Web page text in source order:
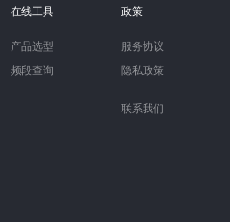
在线工具
产品选型
频段查询
政策
服务协议
隐私政策
联系我们